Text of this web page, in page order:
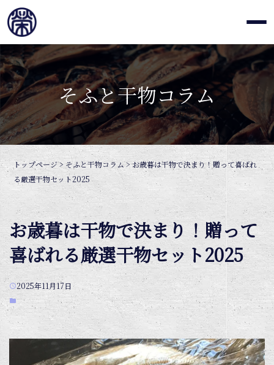
そふと干物コラム
トップページ> そふと干物コラム>お歳暮は干物で決まり！贈って喜ばれ
る厳選干物セット2025
お歳暮は干物で決まり！贈って
喜ばれる厳選干物セット2025
2025年11月17日